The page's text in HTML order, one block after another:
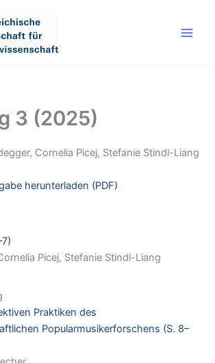
3 (2025)
Cornelia Picej, Stefanie Stindl-Liang
herunterladen (PDF)
Picej, Stefanie Stindl-Liang
Praktiken des
Popularmusikerforschens (S. 8–